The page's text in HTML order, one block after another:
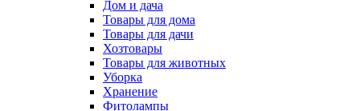
Дом и дача
Товары для дома
Товары для дачи
Хозтовары
Товары для животных
Уборка
Хранение
Фитолампы